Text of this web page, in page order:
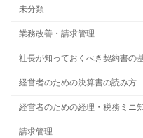
未分類
業務改善・請求管理
社長が知っておくべき契約書の
経営者のための決算書の読み方
経営者のための経理・税務ミニ
請求管理